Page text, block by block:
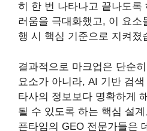
히 한 번 나타나고 끝나도록
러움을 극대화했고, 이 요소
행 시 핵심 기준으로 지켜졌
결과적으로 마크업은 단순
요소가 아니라, AI 기반 검
타사의 정보보다 명확하게
될 수 있도록 하는 핵심 설
픈타임의 GEO 전문가들은